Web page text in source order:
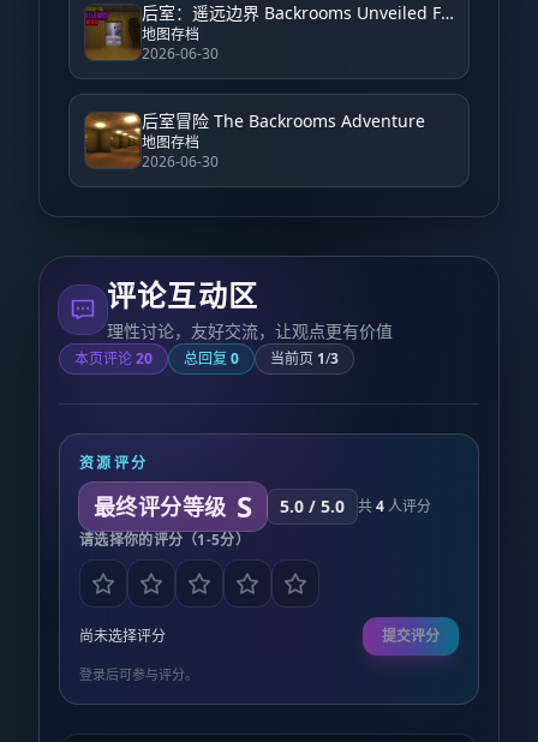
后室：遥远边界 Backrooms Unveiled Farside
地图存档
2026-06-30
后室冒险 The Backrooms Adventure
地图存档
2026-06-30
评论互动区
理性讨论，友好交流，让观点更有价值
本页评论20 总回复 0 当前页 1/3
资源评分
最终评分等级 S 5.0 / 5.0 共4人评分
请选择你的评分（1-5分）
尚未选择评分 提交评分
登录后可参与评分。